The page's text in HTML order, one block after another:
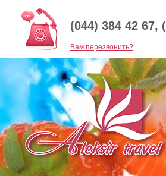
(044) 384 42 67,
Baм перезвонить?